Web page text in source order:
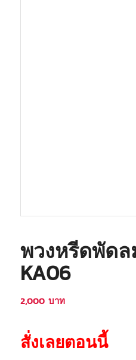
พวงหรีดพัดล
KA06
2,000 บาท
สั่งเลยตอนนี้